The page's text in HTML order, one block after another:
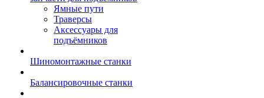
Ямные пути
Траверсы
Аксессуары для
подъёмников
Шиномонтажные станки
Балансировочные станки